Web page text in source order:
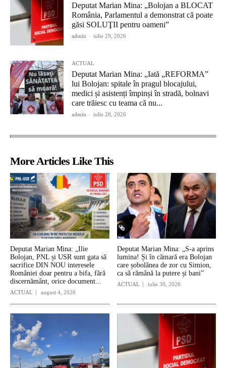
Deputat Marian Mina: „Bolojan a BLOCAT
România, Parlamentul a demonstrat că poate
găsi SOLUŢII pentru oameni”
admin - iulie 29, 2026
ACTUAL
Deputat Marian Mina: „Iată „REFORMA”
lui Bolojan: spitale în pragul blocajului,
medici și asistenți împinși în stradă, bolnavi
care trăiesc cu teama că nu...
admin - iulie 28, 2026
More Articles Like This
Deputat Marian Mina: „Ilie
Bolojan, PNL și USR sunt gata să
sacrifice DIN NOU interesele
României doar pentru a bifa, fără
discernământ, orice document...
ACTUAL august 4, 2026
Deputat Marian Mina: „S-a aprins
lumina! Și în cămară era Bolojan
care șobolănea de zor cu Simion,
ca să rămână la putere și bani”
ACTUAL iulie 30, 2026